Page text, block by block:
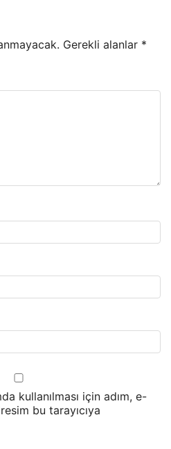
Gerekli alanlar *
kullanılması için adım, e-
bu tarayıcıya